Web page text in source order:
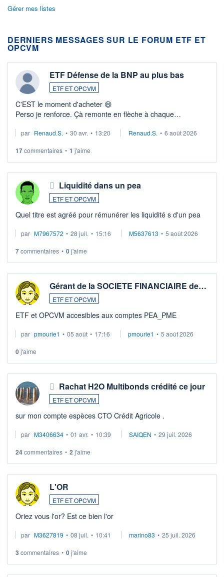
Gérer mes listes
DERNIERS MESSAGES SUR LE FORUM ETF ET
OPCVM
ETF Défense de la BNP au plus bas
ETF ET OPCVM
C'EST le moment d'acheter 😄​
Perso je renforce. Çà remonte en flèche à chaque
Investissement long terme tip top pour sa retraite.
par Renaud.S. • 30 avr. • 13:20 Renaud.S. • 6 août 2026
17commentaires • 1 j'aime
Liquidité dans un pea
ETF ET OPCVM
Quel titre est agréé pour rémunérer les liquidité s d'un pea
par M7967572 • 28 juil. • 15:16 M5637613 • 5 août 2026
7commentaires • 0j'aime
Gérant de la SOCIETE FINANCIAIRE de…
ETF ET OPCVM
ETF et OPCVM accesibles aux comptes PEA_PME
par pmourie1 • 05 août • 17:16 pmourie1 • 5 août 2026
0j'aime
Rachat H2O Multibonds crédité ce jour
ETF ET OPCVM
sur mon compte espèces CTO Crédit Agricole .
par M3406634 • 01 avr. • 10:39 SAIQEN • 29 juil. 2026
24commentaires • 2 j'aime
L'OR
ETF ET OPCVM
Oriez vous l'or? Est ce bien l'or
par M3627819 • 08 juil. • 10:41 marino83 • 25 juil. 2026
3 commentaires • 0j'aime